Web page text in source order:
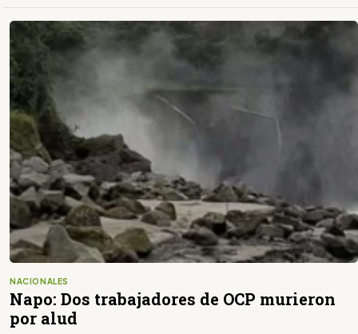
NACIONALES
Napo: Dos trabajadores de OCP murieron
por alud